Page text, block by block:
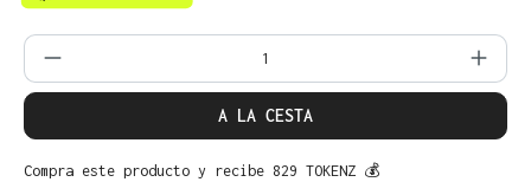
Cantidad del producto: introduce la
A LA CESTA
Compra este producto y recibe 829 TOKENZ 💰